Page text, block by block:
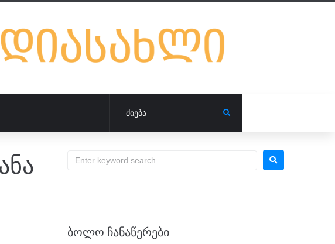
ᲑᲝᲚᲝ ᲩᲐᲜᲐᲬᲔᲠᲔᲑᲘ